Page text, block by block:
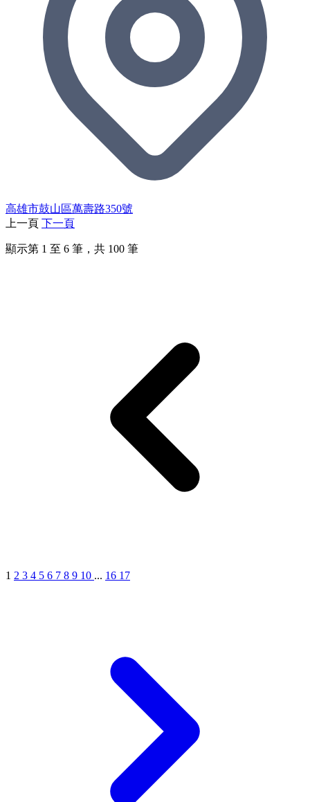
高雄市鼓山區萬壽路350號
上一頁 下一頁
顯示第 1 至 6 筆，共 100 筆
1 2 3 4 5 6 7 8 9 10 ... 16 17